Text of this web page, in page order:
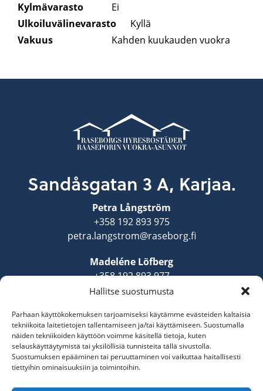
Hallitse suostumusta
Parhaan käyttökokemuksen tarjoamiseksi käytämme evästeiden kaltaisia
tekniikoita laitetietojen tallentamiseen ja/tai käyttämiseen. Suostumalla
näiden tekniikoiden käyttöön voimme käsitellä tietoja, kuten
selauskäyttäytymistä tai yksilöllisiä tunnisteita tällä sivustolla.
Suostumuksen epääminen tai peruuttaminen voi vaikuttaa haitallisesti
tiettyihin ominaisuuksiin ja toimintoihin.
Kylmävarasto
Ei
Ulkoiluvälinevarasto
Kyllä
Vakuus
Kahden kuukauden vuokra
Sandåsgatan 3 A, Karjaa.
Petra Långström
+358 192 893 975
petra.langstrom@raseborg.fi
Madeléne Löfberg
+358 192 893 977
madelene.lofberg@raseborg.fi